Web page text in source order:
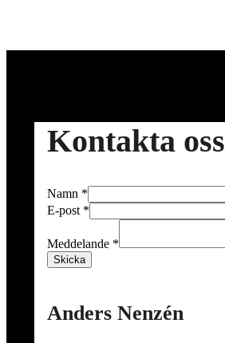
Kontakta oss
Namn *
E-post *
Meddelande *
Skicka
Anders Nenzén